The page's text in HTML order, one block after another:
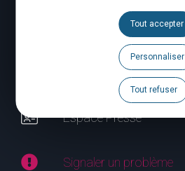
Tout accepter
Personnaliser
Tout refuser
Espace Pro
Espace Presse
Signaler un problème